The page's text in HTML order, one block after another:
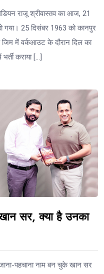
राजू श्रीवास्तव का आज, 21
गया। 25 दिसंबर 1963 को कानपुर
में वर्कआउट के दौरान दिल का
कराया […]
सर, क्या है उनका
पहचाना नाम बन चुके खान सर